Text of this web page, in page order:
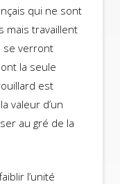
qui ne sont
mais travaillent
se verront
la seule
est
valeur d’un
au gré de la
l’unité